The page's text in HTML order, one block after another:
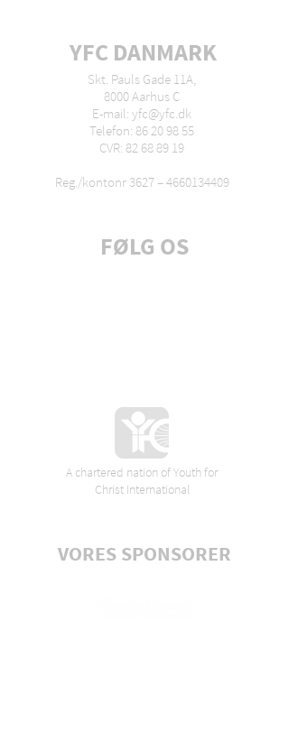
YFC DANMARK
Skt. Pauls Gade 11A,
8000 Aarhus C
E-mail: yfc@yfc.dk
Telefon: 86 20 98 55
CVR: 82 68 89 19
Reg./kontonr 3627 –4660134409
FØLG OS
A chartered nation of Youth for
Christ International
VORES SPONSORER